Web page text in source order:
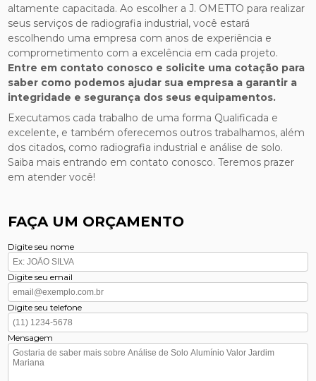
altamente capacitada. Ao escolher a J. OMETTO para realizar
seus serviços de radiografia industrial, você estará
escolhendo uma empresa com anos de experiência e
comprometimento com a excelência em cada projeto.
Entre em contato conosco e solicite uma cotação para
saber como podemos ajudar sua empresa a garantir a
integridade e segurança dos seus equipamentos.
Executamos cada trabalho de uma forma Qualificada e
excelente, e também oferecemos outros trabalhamos, além
dos citados, como radiografia industrial e análise de solo.
Saiba mais entrando em contato conosco. Teremos prazer
em atender você!
FAÇA UM ORÇAMENTO
Digite seu nome
Digite seu email
Digite seu telefone
Mensagem